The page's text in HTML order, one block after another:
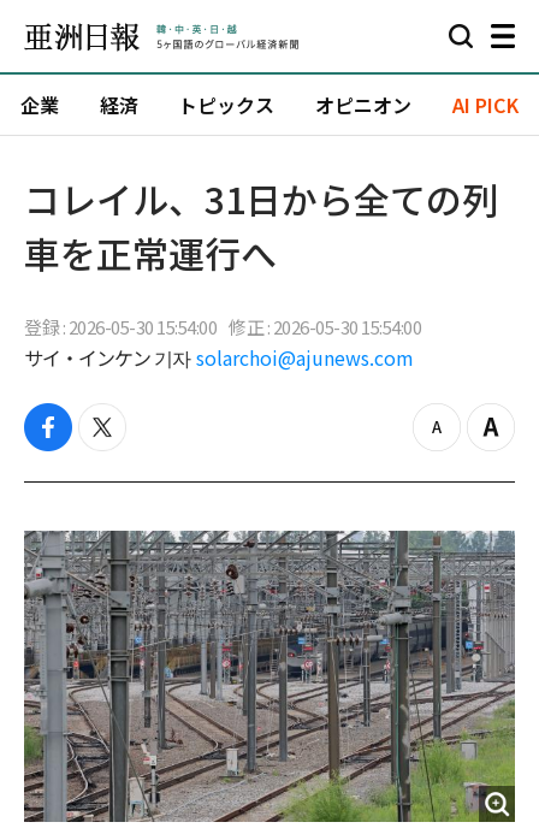
企業 経済 トピックス オピニオン AI PICK
コレイル、31日から全ての列
車を正常運行へ
登録 : 2026-05-30 15:54:00 修正 : 2026-05-30 15:54:00
サイ・インケン 기자 solarchoi@ajunews.com
f
c
b
o
o
k
t
i
t
e
r
z
o
o
u
t
Z
o
i
n